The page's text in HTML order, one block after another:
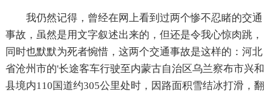
我仍然记得，曾经在网上看到过两个惨不忍睹的交通
事故，虽然是用文字叙述出来的，但还是令我心惊肉跳，
同时也默默为死者惋惜，这两个交通事故是这样的：河北
省沧州市的'长途客车行驶至内蒙古自治区乌兰察布市兴和
县境内110国道约305公里处时，因路面积雪结冰打滑，翻